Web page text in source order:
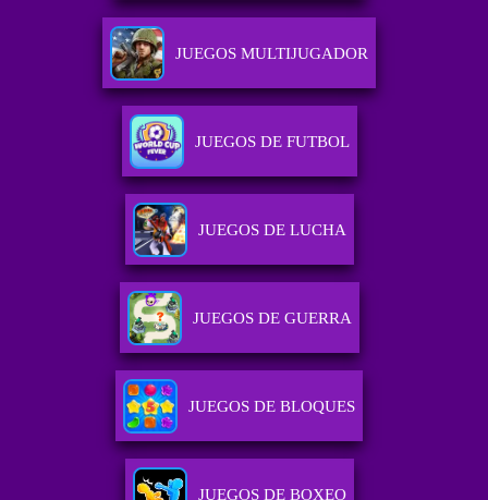
JUEGOS MULTIJUGADOR
JUEGOS DE FUTBOL
JUEGOS DE LUCHA
JUEGOS DE GUERRA
JUEGOS DE BLOQUES
JUEGOS DE BOXEO